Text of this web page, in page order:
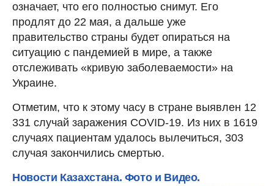
означает, что его полностью снимут. Его
продлят до 22 мая, а дальше уже
правительство страны будет опираться на
ситуацию с пандемией в мире, а также
отслеживать «кривую заболеваемости» на
Украине.
Отметим, что к этому часу в стране выявлен 12
331 случай заражения COVID-19. Из них в 1619
случаях пациентам удалось вылечиться, 303
случая закончились смертью.
Новости Казахстана. Фото и Видео.